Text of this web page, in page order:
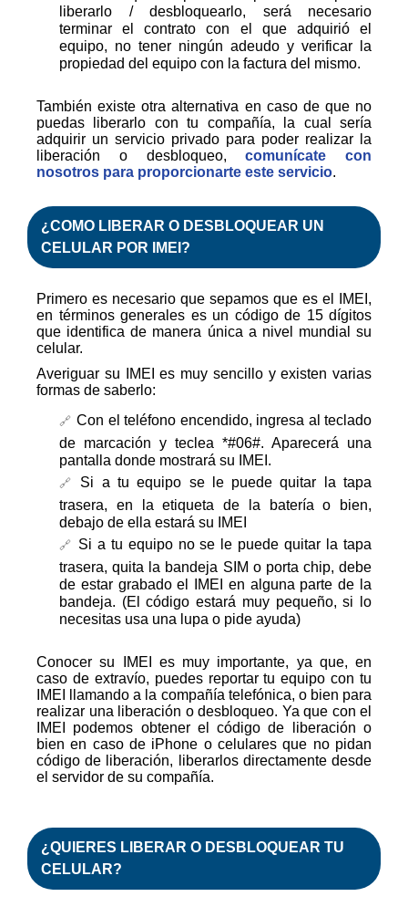
liberarlo / desbloquearlo, será necesario
terminar el contrato con el que adquirió el
equipo, no tener ningún adeudo y verificar la
propiedad del equipo con la factura del mismo.
También existe otra alternativa en caso de que no
puedas liberarlo con tu compañía, la cual sería
adquirir un servicio privado para poder realizar la
liberación o desbloqueo,comunícate con
nosotros para proporcionarte este servicio.
¿COMO LIBERAR O DESBLOQUEAR UN
CELULAR POR IMEI?
Primero es necesario que sepamos que es el IMEI,
en términos generales es un código de 15 dígitos
que identifica de manera única a nivel mundial su
celular.
Averiguar su IMEI es muy sencillo y existen varias
formas de saberlo:
Con el teléfono encendido, ingresa al teclado
de marcación y teclea *#06#. Aparecerá una
pantalla donde mostrará su IMEI.
Si a tu equipo se le puede quitar la tapa
trasera, en la etiqueta de la batería o bien,
debajo de ella estará su IMEI
Si a tu equipo no se le puede quitar la tapa
trasera, quita la bandeja SIM o porta chip, debe
de estar grabado el IMEI en alguna parte de la
bandeja. (El código estará muy pequeño, si lo
necesitas usa una lupa o pide ayuda)
Conocer su IMEI es muy importante, ya que, en
caso de extravío, puedes reportar tu equipo con tu
IMEI llamando a la compañía telefónica, o bien para
realizar una liberación o desbloqueo. Ya que con el
IMEI podemos obtener el código de liberación o
bien en caso de iPhone o celulares que no pidan
código de liberación, liberarlos directamente desde
el servidor de su compañía.
¿QUIERES LIBERAR O DESBLOQUEAR TU
CELULAR?